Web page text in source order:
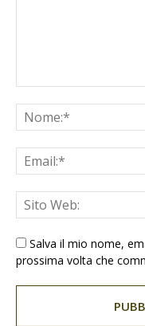
Salva il mio nome,
prossima volta che